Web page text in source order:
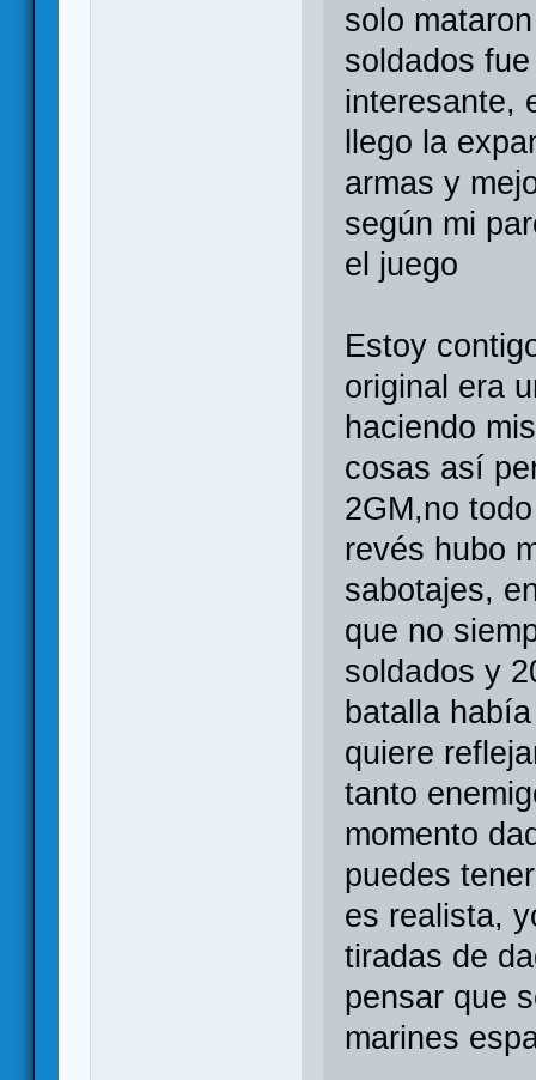
solo
soldados
interesante,
llego la
armas y
según mi
el juego
Estoy
original era
haciendo
cosas así
2GM,no
revés hubo
sabotajes,
que no
soldados y
batalla
quiere
tanto
momento
puedes
es realista,
tiradas de
pensar que
marines